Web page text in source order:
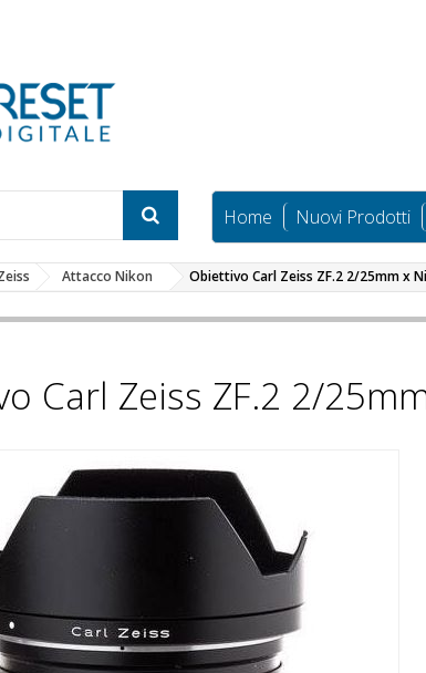
Home Nuovi Prodotti
Attacco Nikon Obiettivo Carl Zeiss ZF.2 2/25mm x
Carl Zeiss ZF.2 2/